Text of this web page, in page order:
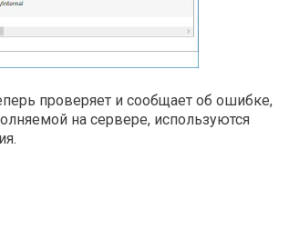
проверяет и сообщает об ошибке,
на сервере, используются